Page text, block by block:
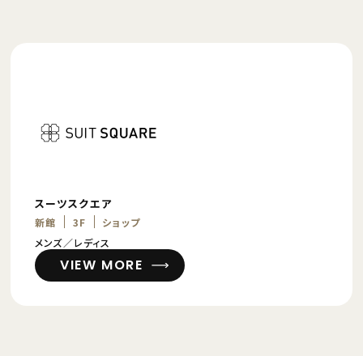
スーツスクエア
新館 3F
ショップ
メンズ／レディス
VIEW MORE